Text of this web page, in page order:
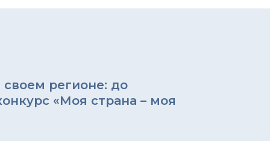
регионе: до
«Моя страна – моя